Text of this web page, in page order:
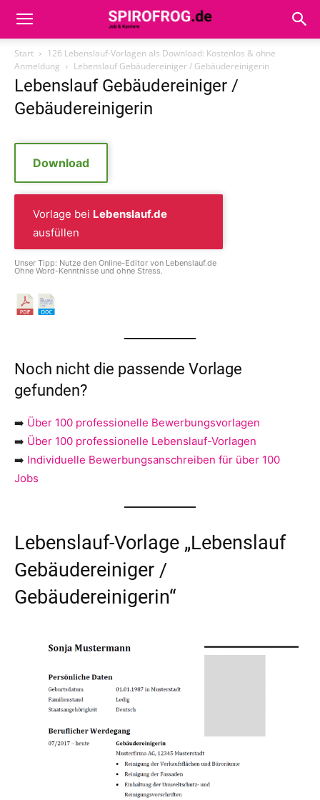
Start
126 Lebenslauf-Vorlagen als Download: Kostenlos & ohne
Anmeldung
Lebenslauf Gebäudereiniger / Gebäudereinigerin
Lebenslauf Gebäudereiniger /
Gebäudereinigerin
Download
Vorlage bei Lebenslauf.de
ausfüllen
Unser Tipp: Nutze den Online-Editor von Lebenslauf.de
Ohne Word-Kenntnisse und ohne Stress.
Noch nicht die passende Vorlage
gefunden?
➡️ Über 100 professionelle Bewerbungsvorlagen
➡️ Über 100 professionelle Lebenslauf-Vorlagen
➡️ Individuelle Bewerbungsanschreiben für über 100
Jobs
Lebenslauf-Vorlage „Lebenslauf
Gebäudereiniger /
Gebäudereinigerin“